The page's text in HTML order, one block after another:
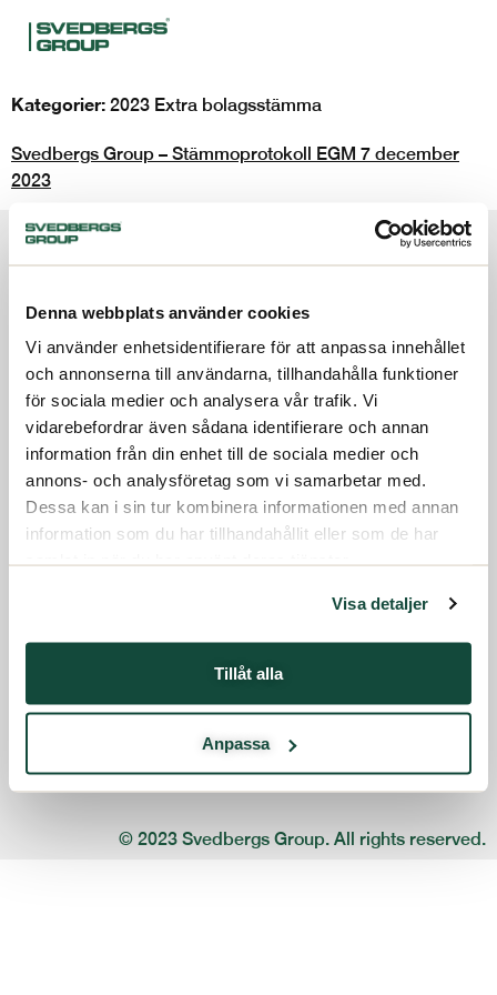
Denna webbplats använder cookies
Vi använder enhetsidentifierare för att anpassa innehållet
och annonserna till användarna, tillhandahålla funktioner
för sociala medier och analysera vår trafik. Vi
vidarebefordrar även sådana identifierare och annan
information från din enhet till de sociala medier och
annons- och analysföretag som vi samarbetar med.
Dessa kan i sin tur kombinera informationen med annan
information som du har tillhandahållit eller som de har
samlat in när du har använt deras tjänster.
Visa detaljer
Tillåt alla
Anpassa
Svedbergs Group – Stämmoprotokoll EGM 7 december
2023
Kategorier: 2023 Extra bolagsstämma
Om oss
Hållbarhet
Svenska
Följ oss:
Whistleblowing service
Svedbergs Group
301 18 HALMSTAD
Besöksadress:
ir@svedbergsgroup.com
www.svedbergsgroup.se
© 2023 Svedbergs Group. All rights reserved.